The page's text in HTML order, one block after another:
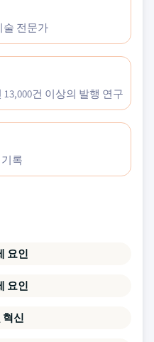
술 전문가
건 이상의 발행 연구
록
요인
요인
혁신